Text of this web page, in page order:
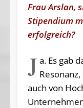
Frau Arslan,
Stipendium
erfolgreich?
Ja. Es gab
auch von